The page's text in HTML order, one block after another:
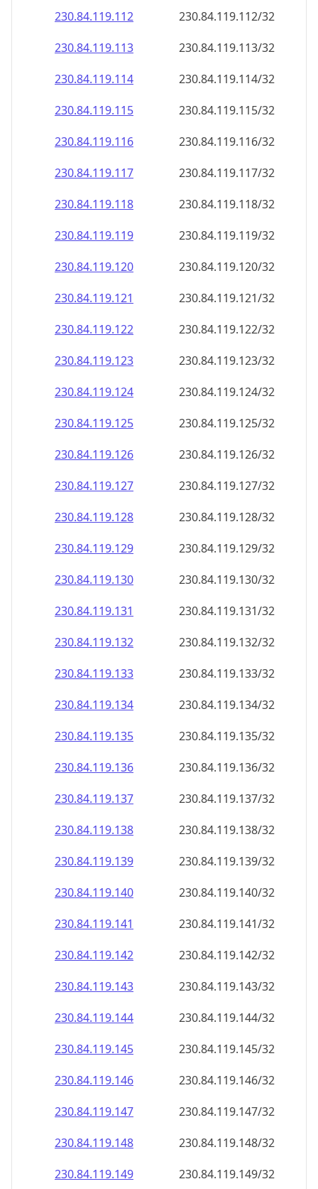
230.84.119.112
230.84.119.112/32
230.84.119.113
230.84.119.113/32
230.84.119.114
230.84.119.114/32
230.84.119.115
230.84.119.115/32
230.84.119.116
230.84.119.116/32
230.84.119.117
230.84.119.117/32
230.84.119.118
230.84.119.118/32
230.84.119.119
230.84.119.119/32
230.84.119.120
230.84.119.120/32
230.84.119.121
230.84.119.121/32
230.84.119.122
230.84.119.122/32
230.84.119.123
230.84.119.123/32
230.84.119.124
230.84.119.124/32
230.84.119.125
230.84.119.125/32
230.84.119.126
230.84.119.126/32
230.84.119.127
230.84.119.127/32
230.84.119.128
230.84.119.128/32
230.84.119.129
230.84.119.129/32
230.84.119.130
230.84.119.130/32
230.84.119.131
230.84.119.131/32
230.84.119.132
230.84.119.132/32
230.84.119.133
230.84.119.133/32
230.84.119.134
230.84.119.134/32
230.84.119.135
230.84.119.135/32
230.84.119.136
230.84.119.136/32
230.84.119.137
230.84.119.137/32
230.84.119.138
230.84.119.138/32
230.84.119.139
230.84.119.139/32
230.84.119.140
230.84.119.140/32
230.84.119.141
230.84.119.141/32
230.84.119.142
230.84.119.142/32
230.84.119.143
230.84.119.143/32
230.84.119.144
230.84.119.144/32
230.84.119.145
230.84.119.145/32
230.84.119.146
230.84.119.146/32
230.84.119.147
230.84.119.147/32
230.84.119.148
230.84.119.148/32
230.84.119.149
230.84.119.149/32